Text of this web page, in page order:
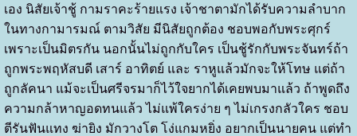
เอง นิสัยเจ้าชู้ กามราคะร้ายแรง เจ้าชาตามักได้รับความลำบาก
ในทางกามารมณ์ ตามวิสัย มีนิสัยถูกต้อง ชอบพอกับพระศุกร์
เพราะเป็นมิตรกัน นอกนั้นไม่ถูกกับใคร เป็นชู้รักกับพระจันทร์ถ้า
ถูกพระพฤหัสบดี เสาร์ อาทิตย์ และ ราหูแล้วมักจะให้โทษ แต่ถ้า
ถูกลัคนา แม้จะเป็นศรีจรมาก็ไว้ใจยากได้เคยพบมาแล้ว ถ้าพูดถึง
ความกล้าหาญอดทนแล้ว ไม่แพ้ใครง่าย ๆ ไม่เกรงกลัวใคร ชอบ
ตีรันฟันแทง ฆ่ายิง มักวางโต โง่แกมหยิ่ง อยากเป็นนายคน แต่ทำ